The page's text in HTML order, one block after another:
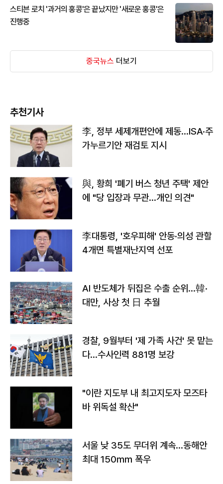
스티븐 로치 '과거의 홍콩'은 끝났지만 '새로운 홍콩'은
진행중
중국뉴스 더보기
추천기사
李, 정부 세제개편안에 제동…ISA·주
가누르기안 재검토 지시
與, 황희 '폐기 버스 청년 주택' 제안
에 "당 입장과 무관…개인 의견"
李대통령, '호우피해' 안동·의성 관할
4개면 특별재난지역 선포
AI 반도체가 뒤집은 수출 순위…韓·
대만, 사상 첫 日 추월
경찰, 9월부터 '제 가족 사건' 못 맡는
다…수사인력 881명 보강
"이란 지도부 내 최고지도자 모즈타
바 위독설 확산"
서울 낮 35도 무더위 계속…동해안
최대 150㎜ 폭우